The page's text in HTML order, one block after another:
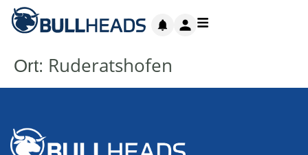
Ort: Ruderatshofen